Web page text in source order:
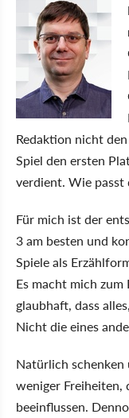
Redaktion nicht
Spiel den ersten
verdient. Wie passt
Für mich ist der
3 am besten und
Spiele als
Es macht mich
glaubhaft, dass
Nicht die eines
Natürlich schenken
weniger Freiheiten,
beeinflussen.